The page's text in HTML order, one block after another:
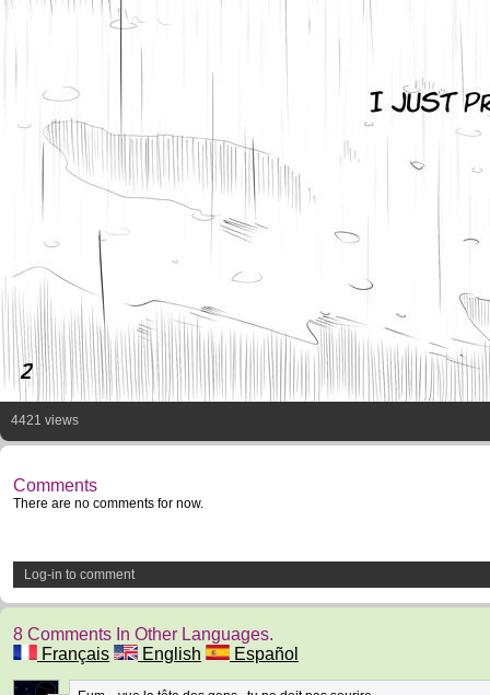
4421 views
Comments
There are no comments for now.
Log-in to comment
8 Comments In Other Languages.
Français
English Español